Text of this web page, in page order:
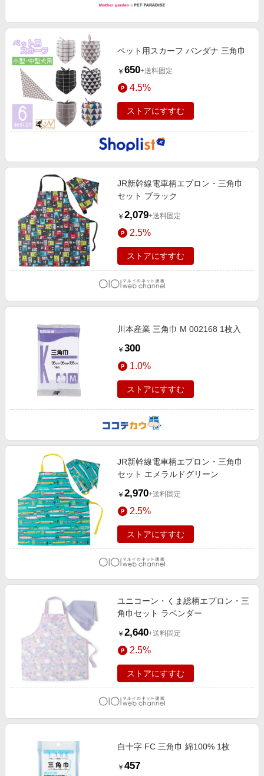
ペット用スカーフ バンダナ 三角巾
￥ 650+送料固定
4.5%
ストアにすすむ
JR新幹線電車柄エプロン・三角巾
セット ブラック
￥ 2,079+送料固定
2.5%
ストアにすすむ
川本産業 三角巾 M 002168 1枚入
￥ 300
1.0%
ストアにすすむ
JR新幹線電車柄エプロン・三角巾
セット エメラルドグリーン
￥ 2,970+送料固定
2.5%
ストアにすすむ
ユニコーン・くま総柄エプロン・三
角巾セット ラベンダー
￥ 2,640+送料固定
2.5%
ストアにすすむ
白十字 FC 三角巾 綿100% 1枚
￥ 457